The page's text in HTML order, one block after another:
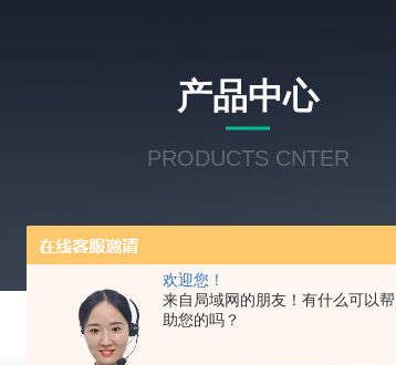
欢迎您！
来自局域网的朋友！有什么可以帮
助您的吗？
产品中心
PRODUCTS CNTER
当前位置： 首页